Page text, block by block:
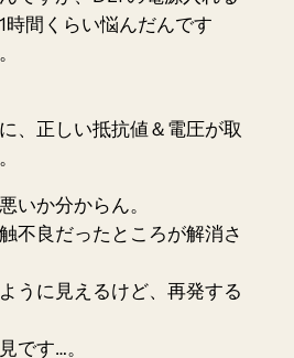
時間くらい悩んだんです
、正しい抵抗値＆電圧が取
いか分からん。
不良だったところが解消さ
うに見えるけど、再発する
です…。